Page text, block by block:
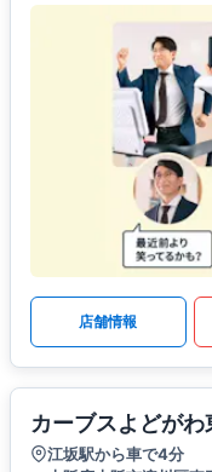
店舗情報
カーブスよどがわ
江坂駅から車で4分